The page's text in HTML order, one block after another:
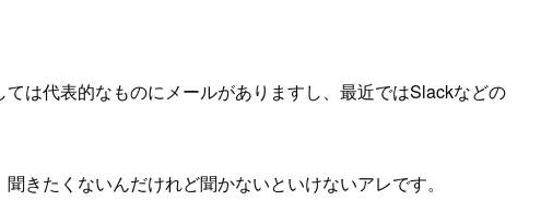
は代表的なものにメールがありますし、最近ではSlackなどの
きたくないんだけれど聞かないといけないアレです。